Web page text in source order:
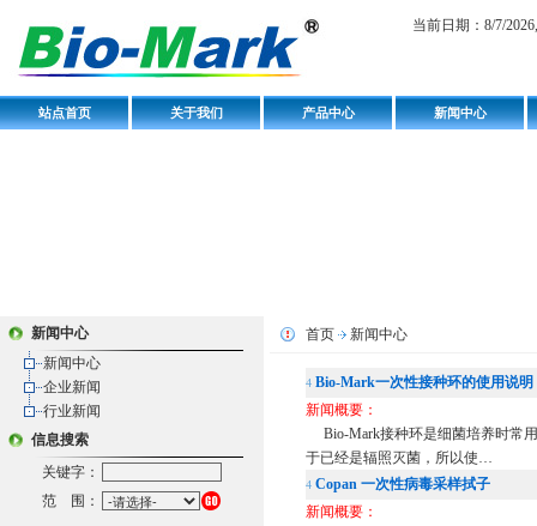
当前日期： 8/7/
站点首页 关于我们 产品中心 新闻中心
新闻中心
新闻中心
企业新闻
行业新闻
信息搜索
关键字：
范 围：
首页 新闻中心
4 Bio-Mark一次性接种环的使用说明
新闻概要：
Bio-Mark接种环是细菌培养时常
于已经是辐照灭菌，所以使…
4 Copan 一次性病毒采样拭子
新闻概要：